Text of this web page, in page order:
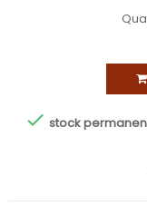
 stock